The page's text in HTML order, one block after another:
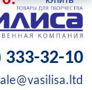
333-32-10